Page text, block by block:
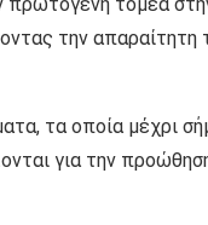
την απαραίτητη
τα οποία μέχρι
για την